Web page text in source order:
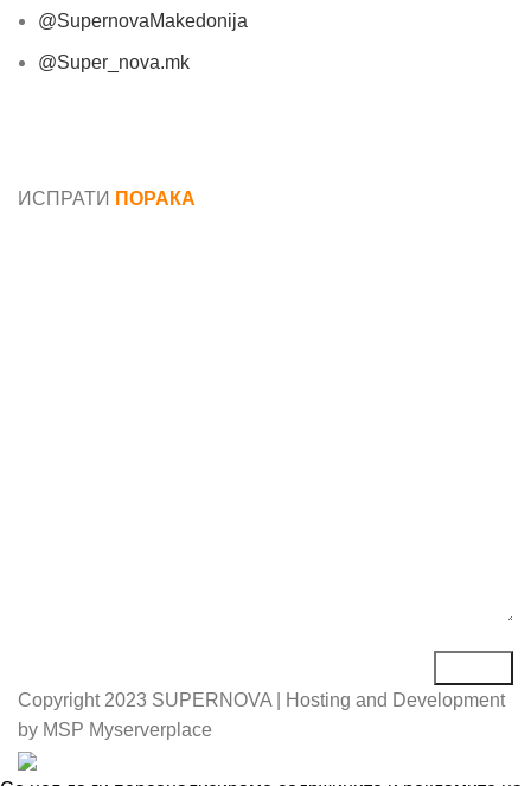
@SupernovaMakedonija
@Super_nova.mk
ИСПРАТИ ПОРАКА
Copyright 2023 SUPERNOVA | Hosting and Development
by MSP Myserverplace